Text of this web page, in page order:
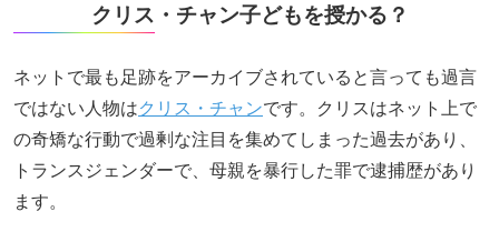
クリス・チャン子どもを授かる？
ネットで最も足跡をアーカイブされていると言っても過言
ではない人物はクリス・チャンです。クリスはネット上で
の奇矯な行動で過剰な注目を集めてしまった過去があり、
トランスジェンダーで、母親を暴行した罪で逮捕歴があり
ます。